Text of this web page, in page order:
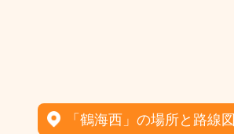
「鶴海西」の場所と路線図